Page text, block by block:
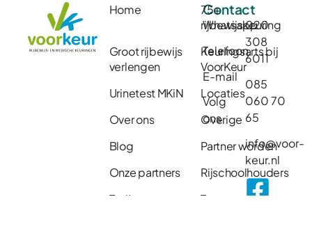
Home
75+
rijbewijskeuring
Groot rijbewijs
verlengen
Keuringsarts bij
VoorKeur
Urinetest MKiN
Locaties
Over ons
Overige
Blog
Partner worden
Onze partners
Rijschoolhouders
Taxi’s
Transport
Contact
Whatsapp
Telefoon
E-mail
Volg
ons
020
308
6011
085
060 70
65
info@voor-
keur.nl